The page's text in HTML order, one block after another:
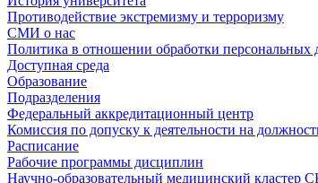
Противодействие экстремизму и терроризму
СМИ о нас
Политика в отношении обработки персональных
Доступная среда
Образование
Подразделения
Федеральный аккредитационный центр
Комиссия по допуску к деятельности на
Расписание
Рабочие программы дисциплин
Научно-образовательный медицинский кластер